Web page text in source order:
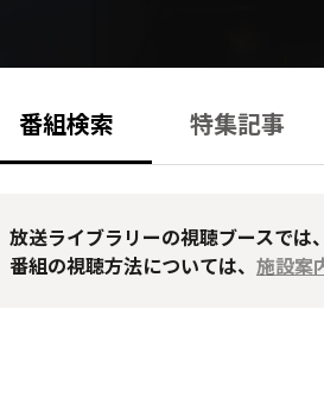
番組検索 特集記事
放送ライブラリーの視聴ブースでは
番組の視聴方法については、 施設案